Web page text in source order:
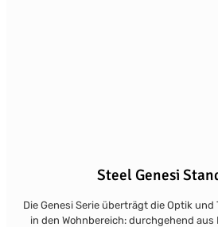
Steel Genesi
Die Genesi Serie überträgt die Optik
in den Wohnbereich: durchgehend